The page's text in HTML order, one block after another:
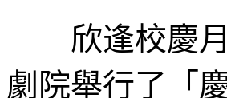
欣逢校慶月
劇院舉行了「